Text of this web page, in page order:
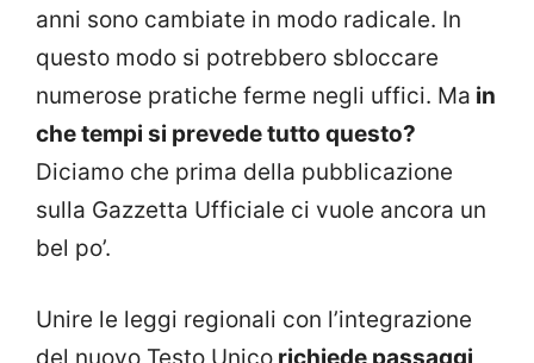
anni sono cambiate in modo radicale. In
questo modo si potrebbero sbloccare
numerose pratiche ferme negli uffici. Ma in
che tempi si prevede tutto questo?
Diciamo che prima della pubblicazione
sulla Gazzetta Ufficiale ci vuole ancora un
bel po’.
Unire le leggi regionali con l’integrazione